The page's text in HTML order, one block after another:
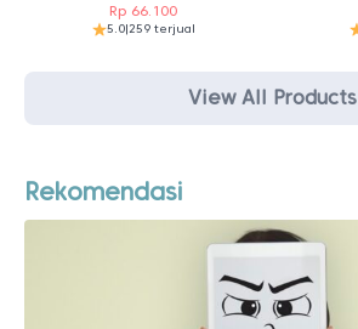
Rp 66.100
5.0|259 terjual
View All Products
Rekomendasi